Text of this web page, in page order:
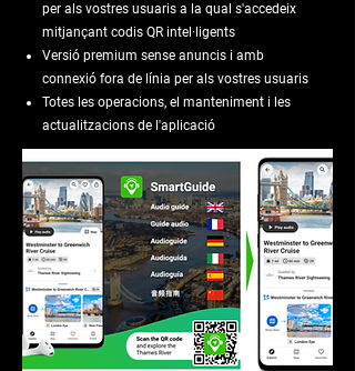
per als vostres usuaris a la qual s'accedeix
mitjançant codis QR intel·ligents
Versió premium sense anuncis i amb
connexió fora de línia per als vostres usuaris
Totes les operacions, el manteniment i les
actualitzacions de l'aplicació